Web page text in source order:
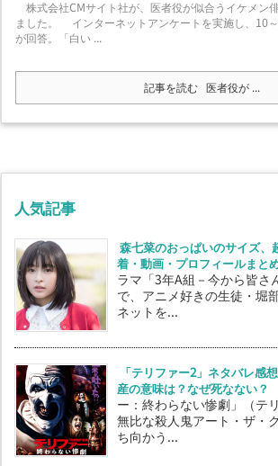
株式会社CMサイト社が、医者役が似合うイケメン
ました。 インターネットアンケートを実施し、10
が回答。「白い ...
記事を読む 医者役が ...
人気記事
森七菜のおっぱいのサイズ、
着・動画・プロフィールまと
ラマ「3年A組－今から皆さ
で、アニメ好きの生徒・堀
ネットを...
「テリファー2」ネタバレ
産の意味は？なぜ死なない？
ー：終わらない惨劇」（テ
無比な殺人鬼アート・ザ・
ち向かう...